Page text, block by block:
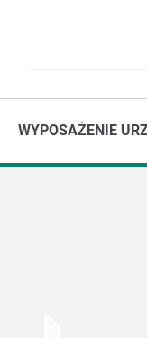
WYPOSAŻENIE